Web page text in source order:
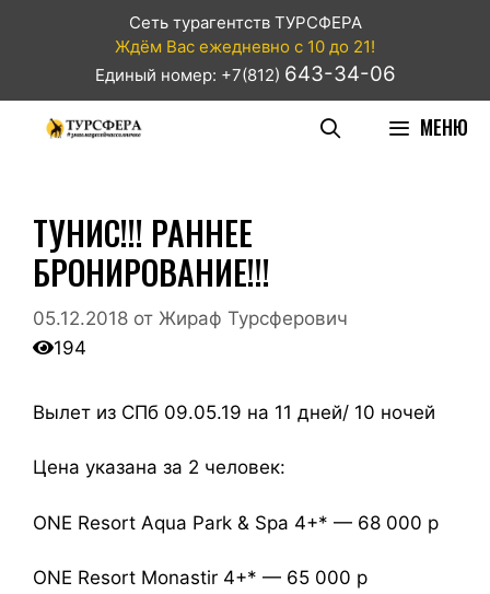
Сеть турагентств ТУРСФЕРА
Ждём Вас ежедневно с 10 до 21!
Единый номер: +7(812) 643-34-06
МЕНЮ
ТУНИС!!! РАННЕЕ
БРОНИРОВАНИЕ!!!
05.12.2018 от Жираф Турсферович
194
Вылет из СПб 09.05.19 на 11 дней/ 10 ночей
Цена указана за 2 человек:
ONE Resort Aqua Park & Spa 4+* — 68 000 р
ONE Resort Monastir 4+* — 65 000 р